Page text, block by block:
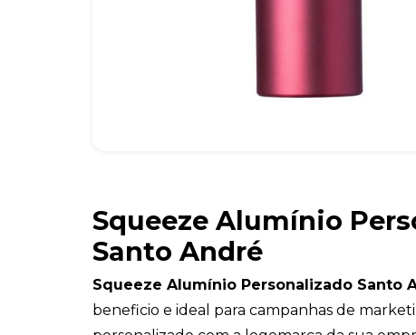
Squeeze Alumínio
Santo André
Squeeze Alumínio Personalizado Santo
beneficio e ideal para campanhas de